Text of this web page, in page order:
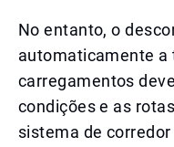
No entanto, o
automaticamente a
carregamentos
condições e as
sistema de